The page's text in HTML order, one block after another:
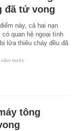
đã tử vong
này, cả hai nạn
có quan hệ ngoại tình
lửa thiêu cháy đều đã
năm trước
tông